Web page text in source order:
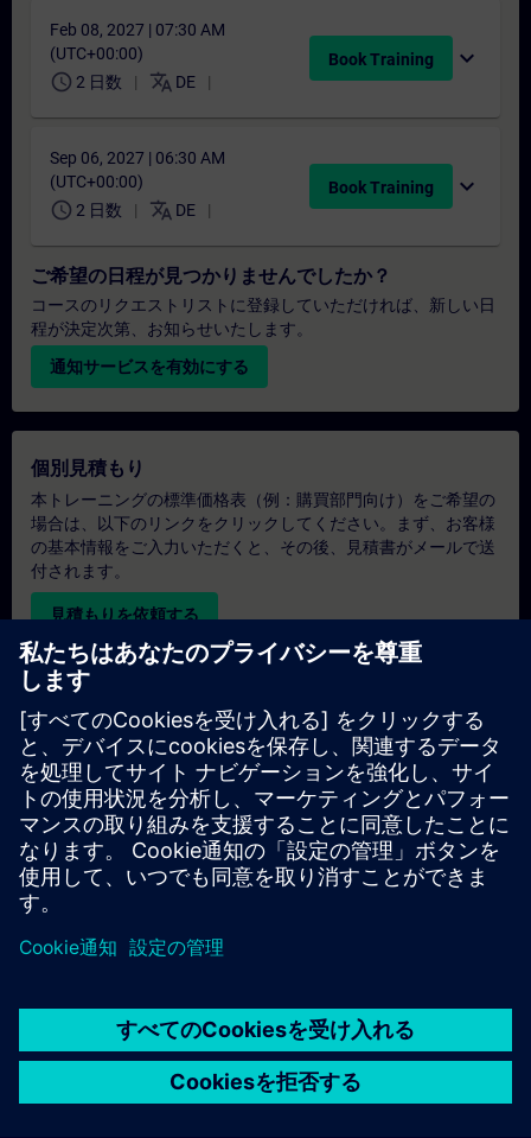
explore timeline
Feb 08, 2027 | 07:30 AM
(UTC+00:00)
schedule 2 日数 translate DE
Book Training expand_more
Sep 06, 2027 | 06:30 AM
(UTC+00:00)
schedule 2 日数 translate DE
Book Training expand_more
ご希望の日程が見つかりませんでしたか？
コースのリクエストリストに登録していただければ、新しい日
程が決定次第、お知らせいたします。
通知サービスを有効にする
個別見積もり
本トレーニングの標準価格表（例：購買部門向け）をご希望の
場合は、以下のリンクをクリックしてください。まず、お客様
の基本情報をご入力いただくと、その後、見積書がメールで送
付されます。
見積もりを依頼する
専用トレーニングのお問い合わせ
オンサイト、オンライン、または当社のSITRAINトレーニング
センターでの専用トレーニングコースの見積もりをご希望の場
合は、以下の問い合わせフォームにご記入ください。このタイ
プのお問い合わせは、大人数（6名以上）のグループに適して
います。ご連絡先とトレーニングのご要望をご入力いただく
と、当社から見積もりをお送りいたします。